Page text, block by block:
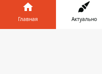
Главная Актуально